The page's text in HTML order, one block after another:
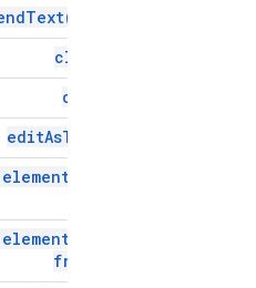
Text(
clear(
copy(
editAsText(
element
element
from)